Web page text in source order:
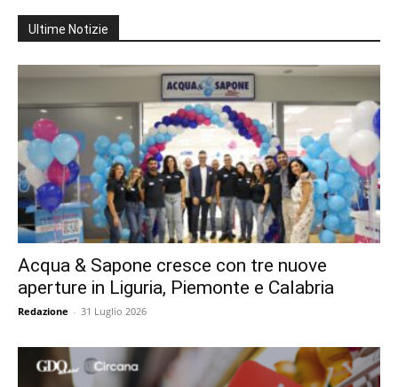
Ultime Notizie
Acqua & Sapone cresce con tre nuove
aperture in Liguria, Piemonte e Calabria
Redazione - 31 Luglio 2026